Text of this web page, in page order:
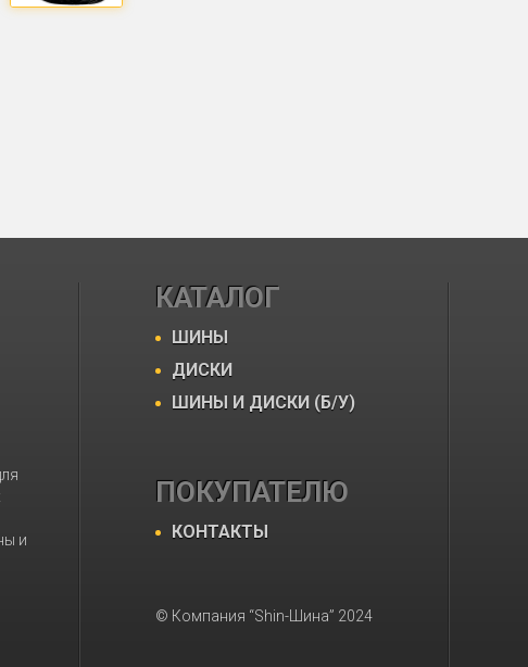
и
КАТАЛОГ
ШИНЫ
ДИСКИ
ШИНЫ И ДИСКИ (Б/У)
ПОКУПАТЕЛЮ
КОНТАКТЫ
© Компания “Shin-Шина” 2024